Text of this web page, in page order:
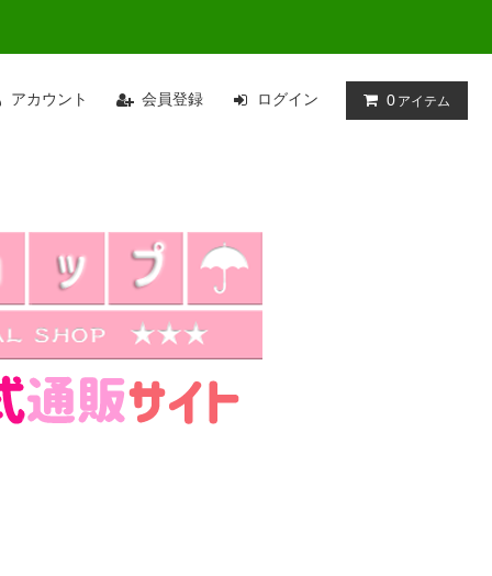
アカウント 会員登録 ログイン 0 アイテム